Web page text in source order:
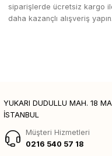
siparişlerde ücretsiz kargo
daha kazançlı alışveriş yapın.
YUKARI DUDULLU MAH. 18
İSTANBUL
Müşteri Hizmetleri
0216 540 57 18